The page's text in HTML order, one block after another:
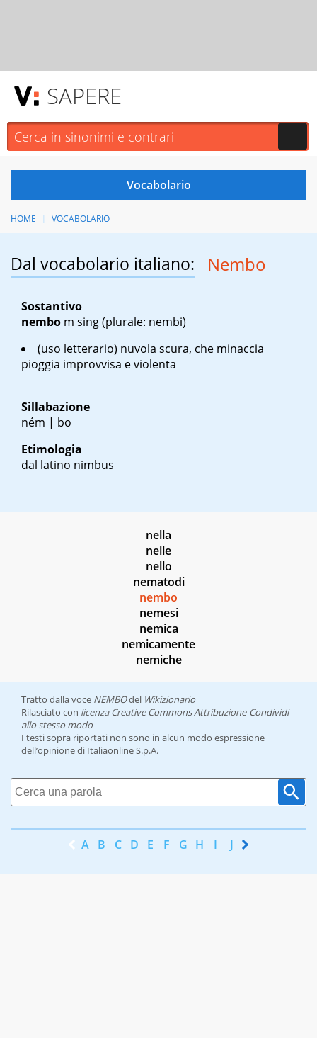
SAPERE
HOME VOCABOLARIO
Dal vocabolario italiano: Nembo
Sostantivo
nembo m sing(plurale: nembi)
(uso letterario) nuvola scura, che minaccia
pioggia improvvisa e violenta
Sillabazione
ném | bo
Etimologia
dal latino nimbus
nella
nelle
nello
nematodi
nembo
nemesi
nemica
nemicamente
nemiche
Tratto dalla voce NEMBOdel Wikizionario
Rilasciato con licenza Creative Commons Attribuzione-Condividi
allo stesso modo
I testi sopra riportati non sono in alcun modo espressione
dell’opinione di Italiaonline S.p.A.
A B C D E F G H I J K